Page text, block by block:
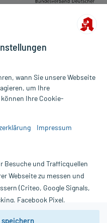
Versandkosten
ausschließlich für
einen Arzt. Bitte
| Diese Webseite benutzt
die wichtigen Hinweise in
Widerruf einer Bestellung
wann Sie unsere Webseite
um Ihre
Ihre Cookie-
Impressum
Besuche und Trafficquellen
Webseite zu messen und
(Criteo, Google Signals,
Facebook Pixel,